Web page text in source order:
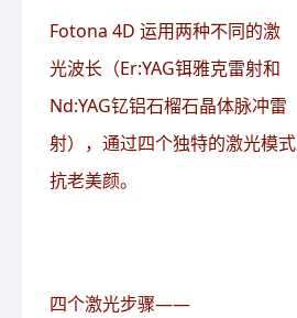
Fotona 4D 运用两种不同的激
光波长（Er:YAG铒雅克雷射和
Nd:YAG钇铝石榴石晶体脉冲雷
射），通过四个独特的激光模式
抗老美颜。
四个激光步骤——